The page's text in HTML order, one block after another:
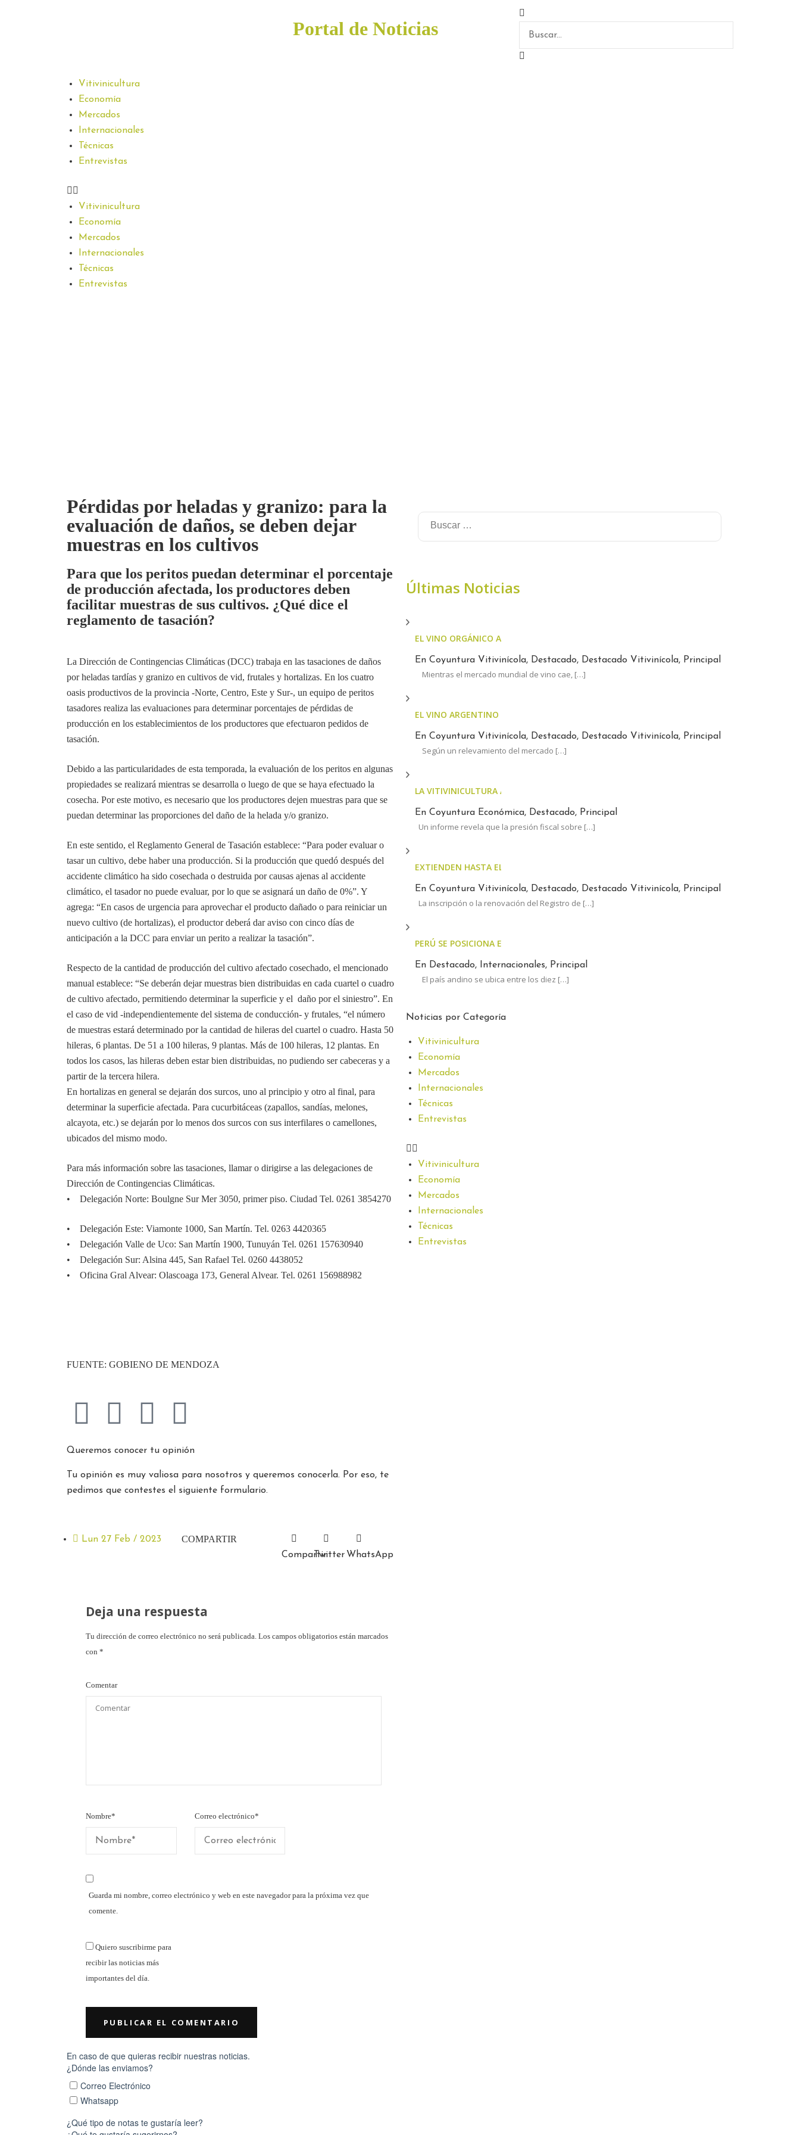
Portal de Noticias
Vitivinicultura
Economía
Mercados
Internacionales
Técnicas
Entrevistas
Vitivinicultura
Economía
Mercados
Internacionales
Técnicas
Entrevistas
Pérdidas por heladas y granizo: para la
evaluación de daños, se deben dejar
muestras en los cultivos
Para que los peritos puedan determinar el porcentaje
de producción afectada, los productores deben
facilitar muestras de sus cultivos. ¿Qué dice el
reglamento de tasación?
La Dirección de Contingencias Climáticas (DCC) trabaja en las tasaciones de daños
por heladas tardías y granizo en cultivos de vid, frutales y hortalizas. En los cuatro
oasis productivos de la provincia -Norte, Centro, Este y Sur-, un equipo de peritos
tasadores realiza las evaluaciones para determinar porcentajes de pérdidas de
producción en los establecimientos de los productores que efectuaron pedidos de
tasación.
Debido a las particularidades de esta temporada, la evaluación de los peritos en algunas
propiedades se realizará mientras se desarrolla o luego de que se haya efectuado la
cosecha. Por este motivo, es necesario que los productores dejen muestras para que se
puedan determinar las proporciones del daño de la helada y/o granizo.
En este sentido, el Reglamento General de Tasación establece: “Para poder evaluar o
tasar un cultivo, debe haber una producción. Si la producción que quedó después del
accidente climático ha sido cosechada o destruida por causas ajenas al accidente
climático, el tasador no puede evaluar, por lo que se asignará un daño de 0%”. Y
agrega: “En casos de urgencia para aprovechar el producto dañado o para reiniciar un
nuevo cultivo (de hortalizas), el productor deberá dar aviso con cinco días de
anticipación a la DCC para enviar un perito a realizar la tasación”.
Respecto de la cantidad de producción del cultivo afectado cosechado, el mencionado
manual establece: “Se deberán dejar muestras bien distribuidas en cada cuartel o cuadro
de cultivo afectado, permitiendo determinar la superficie y el daño por el siniestro”. En
el caso de vid -independientemente del sistema de conducción- y frutales, “el número
de muestras estará determinado por la cantidad de hileras del cuartel o cuadro. Hasta 50
hileras, 6 plantas. De 51 a 100 hileras, 9 plantas. Más de 100 hileras, 12 plantas. En
todos los casos, las hileras deben estar bien distribuidas, no pudiendo ser cabeceras y a
partir de la tercera hilera.
En hortalizas en general se dejarán dos surcos, uno al principio y otro al final, para
determinar la superficie afectada. Para cucurbitáceas (zapallos, sandías, melones,
alcayota, etc.) se dejarán por lo menos dos surcos con sus interfilares o camellones,
ubicados del mismo modo.
Para más información sobre las tasaciones, llamar o dirigirse a las delegaciones de
Dirección de Contingencias Climáticas.
• Delegación Norte: Boulgne Sur Mer 3050, primer piso. Ciudad Tel. 0261 3854270
• Delegación Este: Viamonte 1000, San Martín. Tel. 0263 4420365
• Delegación Valle de Uco: San Martín 1900, Tunuyán Tel. 0261 157630940
• Delegación Sur: Alsina 445, San Rafael Tel. 0260 4438052
• Oficina Gral Alvear: Olascoaga 173, General Alvear. Tel. 0261 156988982
FUENTE: GOBIENO DE MENDOZA
Queremos conocer tu opinión
Tu opinión es muy valiosa para nosotros y queremos conocerla. Por eso, te
pedimos que contestes el siguiente formulario.
Lun 27 Feb / 2023 COMPARTIR
CompartirTwitter WhatsApp
Deja una respuesta
Tu dirección de correo electrónico no será publicada. Los campos obligatorios están marcados
con *
Comentar
Nombre* Correo electrónico*
Guarda mi nombre, correo electrónico y web en este navegador para la próxima vez que
comente.
Quiero suscribirme para
recibir las noticias más
importantes del día.
Últimas Noticias
EL VINO ORGÁNICO ARGENTINO CRECE A CONTRAMANO DEL CONSUMO GLOBAL
En Coyuntura Vitivinícola, Destacado, Destacado Vitivinícola, Principal
Mientras el mercado mundial de vino cae, […]
EL VINO ARGENTINO AUMENTÓ MENOS QUE LA INFLACIÓN
En Coyuntura Vitivinícola, Destacado, Destacado Vitivinícola, Principal
Según un relevamiento del mercado […]
LA VITIVINICULTURA ARGENTINA, AL LÍMITE: EL ESTADO SE LLEVA EL 62% DE SUS GANANCIAS
En Coyuntura Económica, Destacado, Principal
Un informe revela que la presión fiscal sobre […]
EXTIENDEN HASTA EL 30 DE JUNIO EL PLAZO PARA ACTUALIZAR EL RUT-SIA
En Coyuntura Vitivinícola, Destacado, Destacado Vitivinícola, Principal
La inscripción o la renovación del Registro de […]
PERÚ SE POSICIONA ENTRE LOS LÍDERES MUNDIALES EN UVA DE MESA CON UN CRECIMIENTO
En Destacado, Internacionales, Principal
El país andino se ubica entre los diez […]
Noticias por Categoría
Vitivinicultura
Economía
Mercados
Internacionales
Técnicas
Entrevistas
Vitivinicultura
Economía
Mercados
Internacionales
Técnicas
Entrevistas